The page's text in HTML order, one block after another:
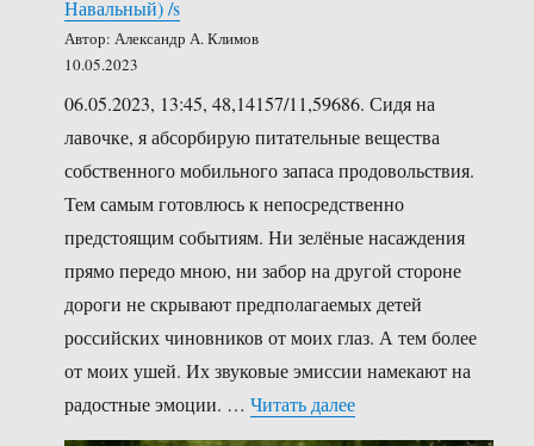
Навальный) /s
Автор: Александр А. Климов
10.05.2023
06.05.2023, 13:45, 48,14157/11,59686. Сидя на
лавочке, я абсорбирую питательные вещества
собственного мобильного запаса продовольствия.
Тем самым готовлюсь к непосредственно
предстоящим событиям. Ни зелёные насаждения
прямо передо мною, ни забор на другой стороне
дороги не скрывают предполагаемых детей
российских чиновников от моих глаз. А тем более
от моих ушей. Их звуковые эмиссии намекают на
радостные эмоции. …Читать далее««Какое